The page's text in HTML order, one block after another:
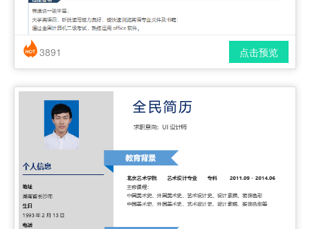
简历风格： 简洁 / 时尚 / 应届生
点击预览
3891